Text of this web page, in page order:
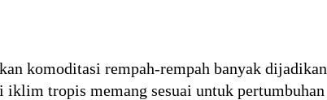
komoditasi rempah-rempah banyak dijadikan
iklim tropis memang sesuai untuk pertumbuhan